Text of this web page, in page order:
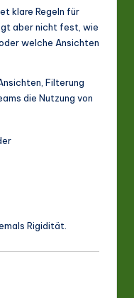
klare Regeln für
aber nicht fest, wie
welche Ansichten
Filterung
die Nutzung von
Rigidität.